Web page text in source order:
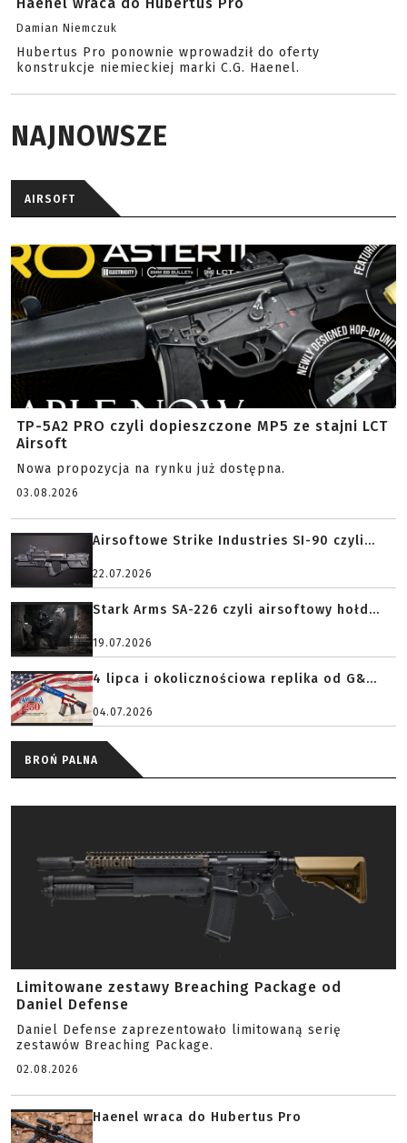
Damian Niemczuk
Hubertus Pro ponownie wprowadził do oferty
konstrukcje niemieckiej marki C.G. Haenel.
NAJNOWSZE
AIRSOFT
TP-5A2 PRO czyli dopieszczone MP5 ze stajni LCT
Airsoft
Nowa propozycja na rynku już dostępna.
03.08.2026
Airsoftowe Strike Industries SI-90 czyli...
22.07.2026
Stark Arms SA-226 czyli airsoftowy hołd...
19.07.2026
4 lipca i okolicznościowa replika od G&...
04.07.2026
BROŃ PALNA
Limitowane zestawy Breaching Package od
Daniel Defense
Daniel Defense zaprezentowało limitowaną serię
zestawów Breaching Package.
02.08.2026
Haenel wraca do Hubertus Pro